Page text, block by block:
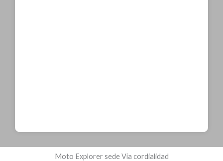
Moto Explorer sede Vía cordialidad